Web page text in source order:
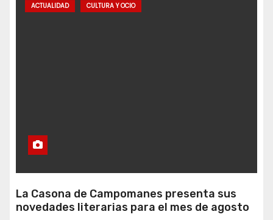
ACTUALIDAD CULTURA Y OCIO
La Casona de Campomanes presenta sus
novedades literarias para el mes de agosto